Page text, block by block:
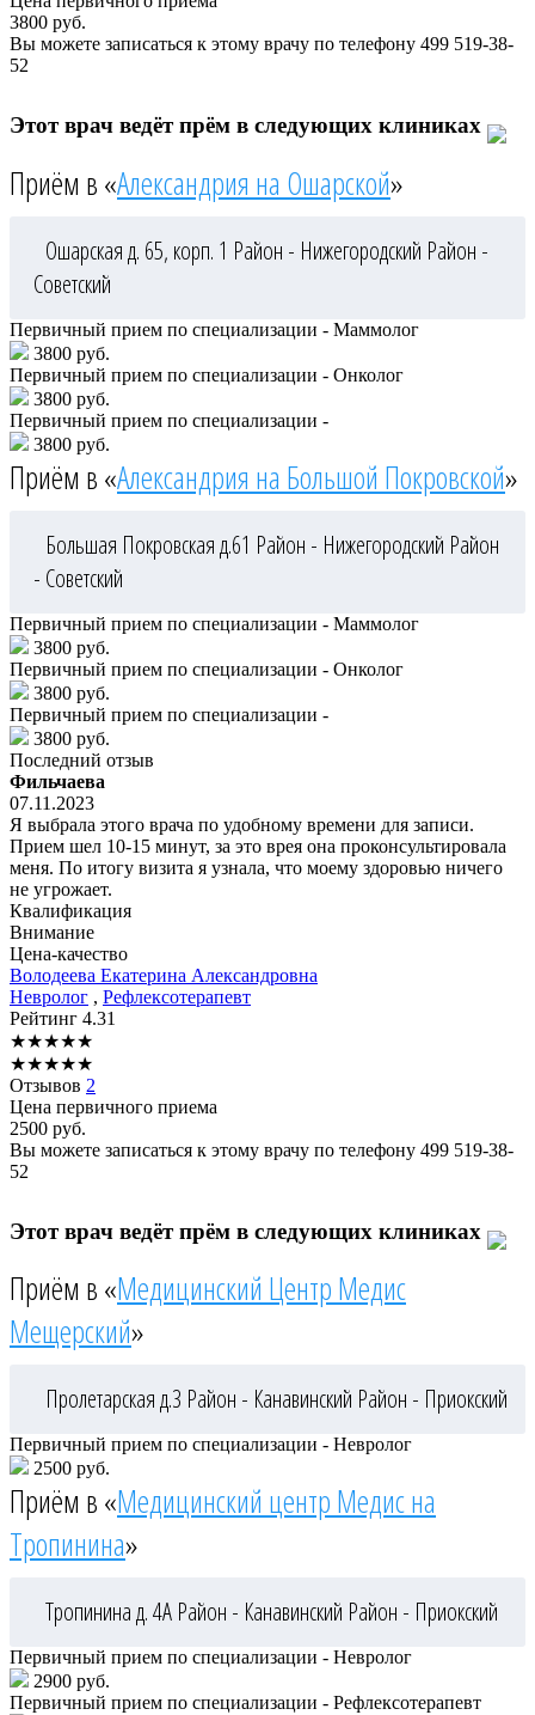
3800 руб.
Вы можете записаться к этому врачу по телефону 499 519-38-
52
Этот врач ведёт прём в следующих клиниках
Приём в «Александрия на Ошарской»
Ошарская д. 65, корп. 1 Район - Нижегородский Район -
Советский
Первичный прием по специализации - Маммолог
3800 руб.
Первичный прием по специализации - Онколог
3800 руб.
Первичный прием по специализации -
3800 руб.
Приём в «Александрия на Большой Покровской»
Большая Покровская д.61 Район - Нижегородский Район
- Советский
Первичный прием по специализации - Маммолог
3800 руб.
Первичный прием по специализации - Онколог
3800 руб.
Первичный прием по специализации -
3800 руб.
Последний отзыв
Фильчаева
07.11.2023
Я выбрала этого врача по удобному времени для записи.
Прием шел 10-15 минут, за это врея она проконсультировала
меня. По итогу визита я узнала, что моему здоровью ничего
не угрожает.
Квалификация
Внимание
Цена-качество
Володеева Екатерина Александровна
Невролог , Рефлексотерапевт
Рейтинг 4.31
★★★★★
★★★★★
Отзывов 2
Цена первичного приема
2500 руб.
Вы можете записаться к этому врачу по телефону 499 519-38-
52
Этот врач ведёт прём в следующих клиниках
Приём в «Медицинский Центр Медис
Мещерский»
Пролетарская д.3 Район - Канавинский Район - Приокский
Первичный прием по специализации - Невролог
2500 руб.
Приём в «Медицинский центр Медис на
Тропинина»
Тропинина д. 4А Район - Канавинский Район - Приокский
Первичный прием по специализации - Невролог
2900 руб.
Первичный прием по специализации - Рефлексотерапевт